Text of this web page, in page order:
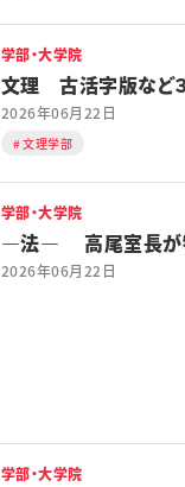
学部・大学院
文理 古活字版など
2026年06月22日
文理学部
学部・大学院
―法― 高尾室長が
2026年06月22日
学部・大学院